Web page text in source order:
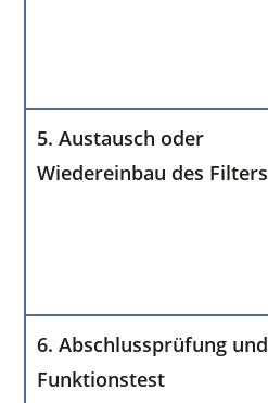
5. Austausch oder
Wiedereinbau des Filters
6. Abschlussprüfung und
Funktionstest